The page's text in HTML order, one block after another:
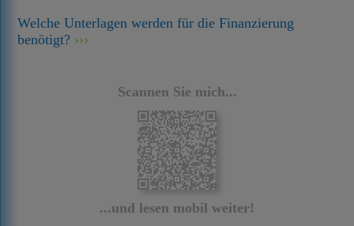
Welche Unterlagen werden für die Finanzierung
benötigt?
Scannen Sie mich...
...und lesen mobil weiter!